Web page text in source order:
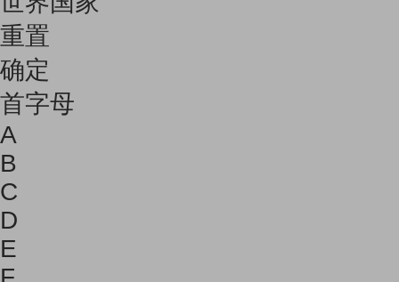
重置
确定
首字母
A
B
C
D
E